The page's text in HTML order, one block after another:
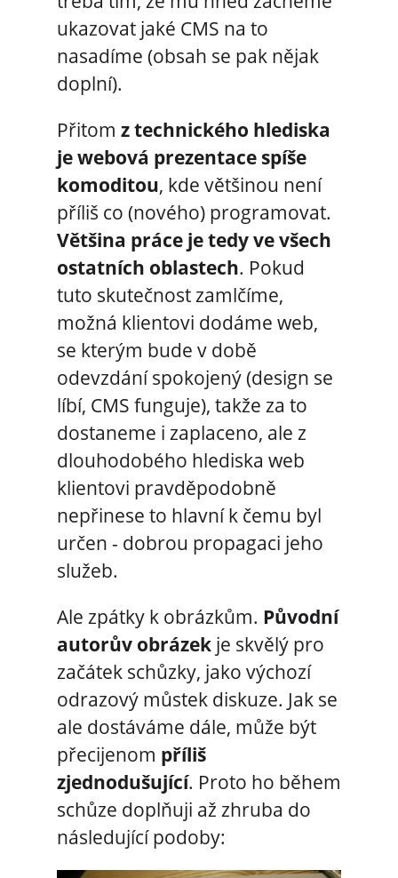
ukazovat jaké CMS na to
nasadíme (obsah se pak nějak
doplní).
Přitom z technického hlediska
je webová prezentace spíše
komoditou, kde většinou není
příliš co (nového) programovat.
Většina práce je tedy ve všech
ostatních oblastech. Pokud
tuto skutečnost zamlčíme,
možná klientovi dodáme web,
se kterým bude v době
odevzdání spokojený (design se
líbí, CMS funguje), takže za to
dostaneme i zaplaceno, ale z
dlouhodobého hlediska web
klientovi pravděpodobně
nepřinese to hlavní k čemu byl
určen - dobrou propagaci jeho
služeb.
Ale zpátky k obrázkům. Původní
autorův obrázek je skvělý pro
začátek schůzky, jako výchozí
odrazový můstek diskuze. Jak se
ale dostáváme dále, může být
přecijenom příliš
zjednodušující. Proto ho během
schůze doplňuji až zhruba do
následující podoby: